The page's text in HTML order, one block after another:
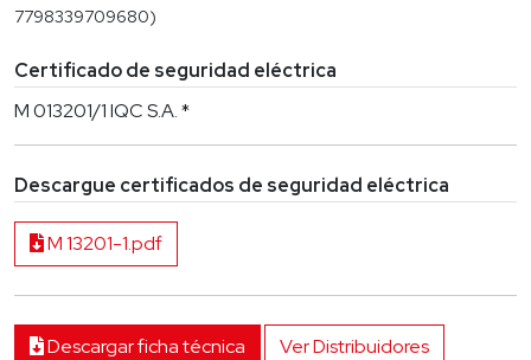
7798339709680)
Certificado de seguridad eléctrica
M 013201/1 IQC S.A. *
Descargue certificados de seguridad eléctrica
M 13201-1.pdf
Descargar ficha técnica Ver Distribuidores